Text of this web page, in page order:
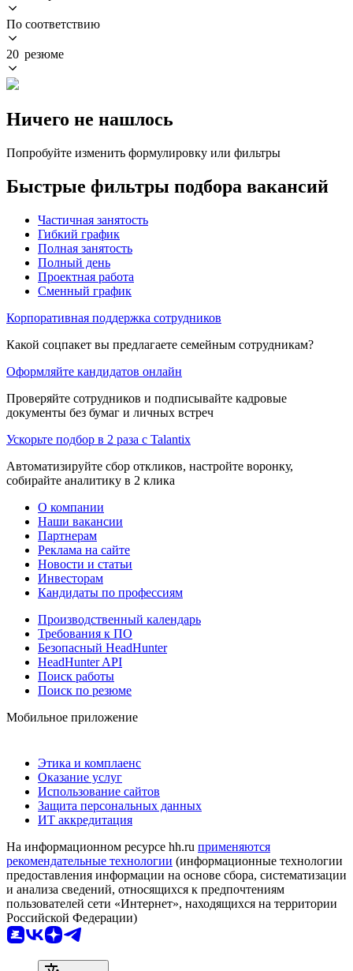
По соответствию
20 резюме
Ничего не нашлось
Попробуйте изменить формулировку или фильтры
Быстрые фильтры подбора вакансий
Частичная занятость
Гибкий график
Полная занятость
Полный день
Проектная работа
Сменный график
Корпоративная поддержка сотрудников
Какой соцпакет вы предлагаете семейным сотрудникам?
Оформляйте кандидатов онлайн
Проверяйте сотрудников и подписывайте кадровые
документы без бумаг и личных встреч
Ускорьте подбор в 2 раза с Talantix
Автоматизируйте сбор откликов, настройте воронку,
собирайте аналитику в 2 клика
О компании
Наши вакансии
Партнерам
Реклама на сайте
Новости и статьи
Инвесторам
Кандидаты по профессиям
Производственный календарь
Требования к ПО
Безопасный HeadHunter
HeadHunter API
Поиск работы
Поиск по резюме
Мобильное приложение
Этика и комплаенс
Оказание услуг
Использование сайтов
Защита персональных данных
ИТ аккредитация
На информационном ресурсе hh.ru применяются
рекомендательные технологии (информационные технологии
предоставления информации на основе сбора, систематизации
и анализа сведений, относящихся к предпочтениям
пользователей сети «Интернет», находящихся на территории
Российской Федерации)